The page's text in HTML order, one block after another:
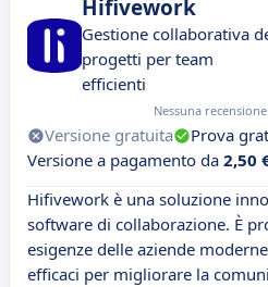
Hifivework
Gestione collaborativa
progetti per team
efficienti
Nessuna
Versione gratuita Prova
Versione a pagamento da 2,50
Hifivework è una soluzione
software di collaborazione. È
esigenze delle aziende
efficaci per migliorare la